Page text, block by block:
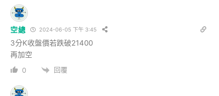
空總 2024-06-05 下午 3:45
3分K收盤價若跌破21400
再加空
0 回覆